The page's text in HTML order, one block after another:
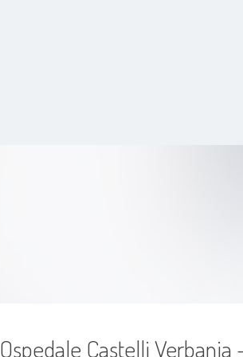
Ospedale Castelli